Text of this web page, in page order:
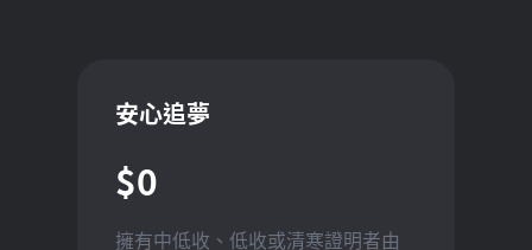
安心追夢
$0
擁有中低收、低收或清寒證明者由